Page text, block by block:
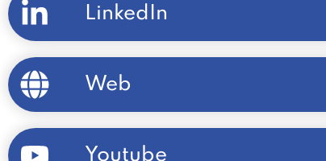
LinkedIn
Web
Youtube